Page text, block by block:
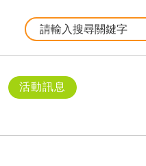
活動訊息